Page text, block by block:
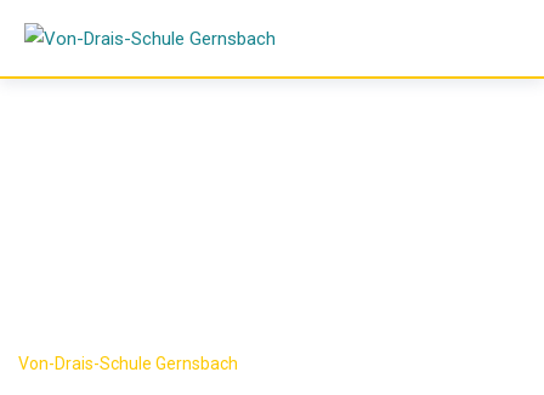
content
Von-Drais-Schule Gernsbach